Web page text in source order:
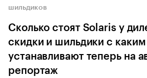
шильдиков
Сколько стоят Solaris у
скидки и шильдики с
устанавливают теперь на
репортаж